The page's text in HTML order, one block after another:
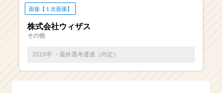
ベ
チ
ー・
成
面接【１次面接】
株式会社ウィザス
その他
2019卒 ・最終選考通過（内定）